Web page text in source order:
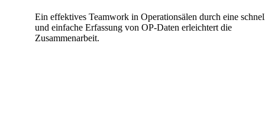
Ein effektives Teamwork in Operationsälen durch eine
und einfache Erfassung von OP-Daten erleichtert die
Zusammenarbeit.